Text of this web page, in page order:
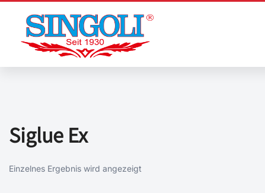
springen
Siglue Ex
Einzelnes Ergebnis wird angezeigt